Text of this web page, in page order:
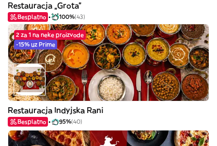
Restauracja „Grota”
Besplatno 100%(43)
2 za 1 na neke proizvode
-15% uz Prime
Restauracja Indyjska Rani
Besplatno 95%(40)